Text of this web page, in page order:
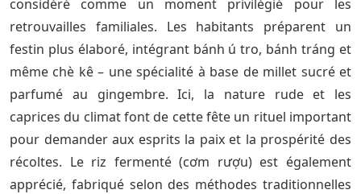
considéré comme un moment privilégié pour les
retrouvailles familiales. Les habitants préparent un
festin plus élaboré, intégrant bánh ú tro, bánh tráng et
même chè kê – une spécialité à base de millet sucré et
parfumé au gingembre. Ici, la nature rude et les
caprices du climat font de cette fête un rituel important
pour demander aux esprits la paix et la prospérité des
récoltes. Le riz fermenté (cơm rượu) est également
apprécié, fabriqué selon des méthodes traditionnelles